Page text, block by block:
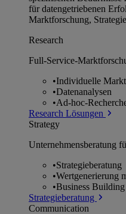
für datengetriebenen
Marktforschung,
Research
Full-Service-
•Individuelle
•Datenanalysen
•Ad-hoc-
Research Lösungen
Strategy
Unternehmens­beratung
•Strategieberatung
•Wertgenerierung
•Business Building
Strategieberatung
Communication